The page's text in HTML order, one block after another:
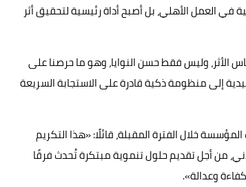
العمل الأهلي، بل أصبح أداة رئيسية لتحقيق أثر
الأثر، وليس فقط حسن النوايا، وهو ما حرصنا على
إلى منظومة ذكية قادرة على الاستجابة السريعة
خلال الفترة المقبلة، قائلًا: «هذا التكريم
من أجل تقديم حلول تنموية مبتكرة تُحدث فرقًا
وعدالة».